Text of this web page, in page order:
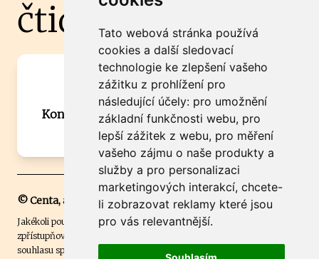
Tato webová stránka používá
cookies a další sledovací
technologie ke zlepšení vašeho
zážitku z prohlížení pro
následující účely: pro umožnění
základní funkčnosti webu, pro
lepší zážitek z webu, pro měření
vašeho zájmu o naše produkty a
služby a pro personalizaci
marketingových interakcí, chcete-
li zobrazovat reklamy které jsou
pro vás relevantnější.
čtidoma.cz
Máte zajímavou informaci? Chcete
spolupracovat?
Kontaktujte šéfredaktora Martina Chalupu:
chalupa@ctidoma.cz
© Centa, a.s.
Jakékoli použití obsahu včetně převzetí, šíření či dalšího užití a
zpřístupňování textových či obrazových materiálů bez písemného
souhlasu společnosti Centa,a.s. je zakázáno. Čtenář svým přihlášením